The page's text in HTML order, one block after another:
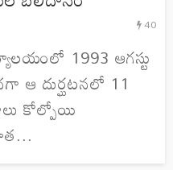
40
1993 ఆగస్టు
ఆ దుర్ఘటనలో 11
కోల్పోయి